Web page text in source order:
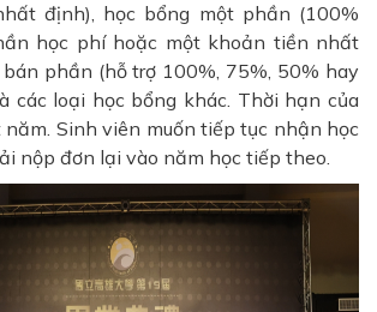
định), học bổng một phần (100%
học phí hoặc một khoản tiền nhất
phần (hỗ trợ 100%, 75%, 50% hay
các loại học bổng khác. Thời hạn của
năm. Sinh viên muốn tiếp tục nhận học
nộp đơn lại vào năm học tiếp theo.